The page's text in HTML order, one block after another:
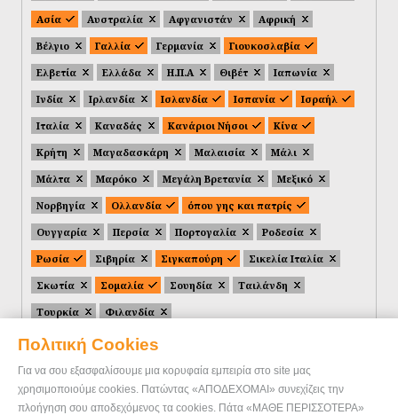
Πολιτική Cookies
Για να σου εξασφαλίσουμε μια κορυφαία εμπειρία στο site μας
χρησιμοποιούμε cookies. Πατώντας «ΑΠΟΔΕΧΟΜΑΙ» συνεχίζεις την
πλοήγηση σου αποδεχόμενος τα cookies. Πάτα «ΜΑΘΕ ΠΕΡΙΣΣΟΤΕΡΑ»
Ασία
Αυστραλία Αφγανιστάν
Αφρική
Βέλγιο
Γαλλία Γερμανία
Γιουκοσλαβία
Ελβετία
Ελλάδα Η.Π.Α Θιβέτ
Ιαπωνία
Ινδία
Ιρλανδία Ισλανδία Ισπανία
Ισραήλ
Ιταλία
Καναδάς Κανάριοι Νήσοι
Κίνα
Κρήτη
Μαγαδασκάρη Μαλαισία
Μάλι
Μάλτα
Μαρόκο Μεγάλη Βρετανία
Μεξικό
Νορβηγία
Ολλανδία
όπου γης και πατρίς
Ουγγαρία
Περσία Πορτογαλία
Ροδεσία
Ρωσία
Σιβηρία Σιγκαπούρη
Σικελία Ιταλία
Σκωτία
Σομαλία Σουηδία
Ταιλάνδη
Τουρκία
Φιλανδία